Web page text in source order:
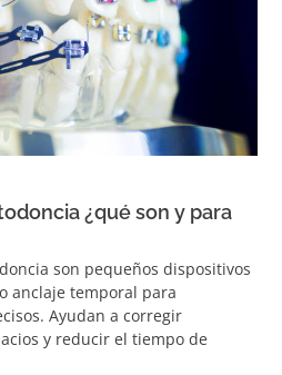
¿qué son y para
son pequeños dispositivos
anclaje temporal para
Ayudan a corregir
y reducir el tiempo de